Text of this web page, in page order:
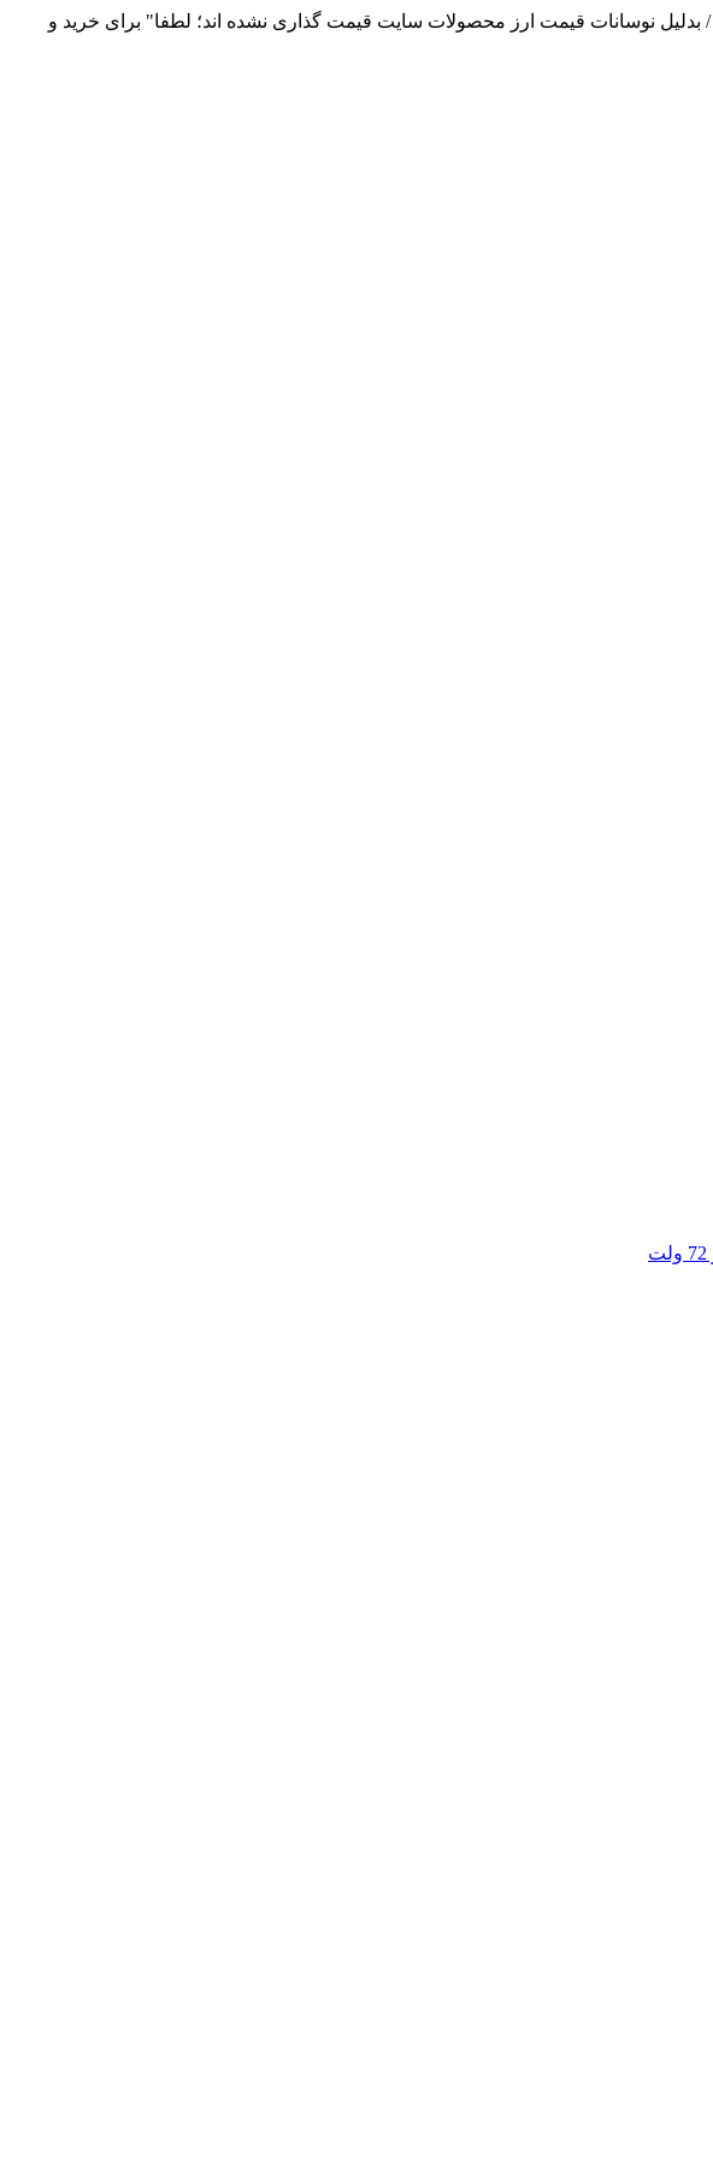
آنچه توانسته ایم، لطف خدا بوده است / فروش و تهیه و توزیع انواع قطعات الکترونیک 66869746-021 و 09120958931 / بدلیل نوسانات قیمت ارز محصولات سایت قیمت گذاری نشده اند؛ لطفا" برای خرید و